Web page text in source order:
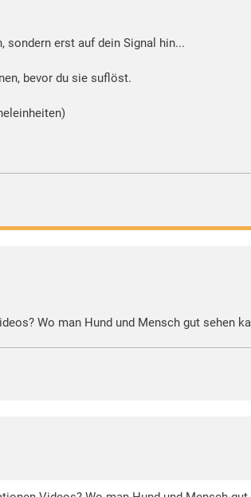
erst auf dein Signal hin...
bevor du sie suflöst.
Wo man Hund und Mensch gut sehen